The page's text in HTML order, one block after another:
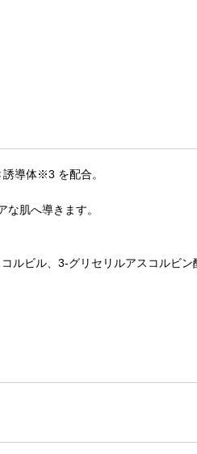
導体※3 を配合。
肌へ導きます。
ビル、3-グリセリルアスコルビン